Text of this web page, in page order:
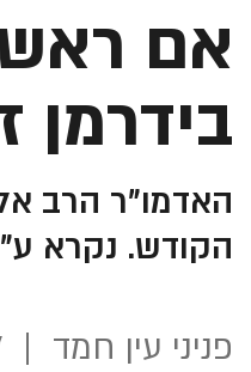
אם
בידרמן
הקודש. נקרא
פניני עין חמד